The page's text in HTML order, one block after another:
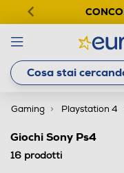
Gaming Playstation 4
Giochi Sony Ps4
16 prodotti